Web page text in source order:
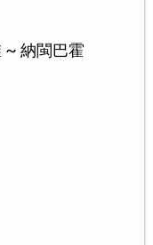
~ 納閩巴霍